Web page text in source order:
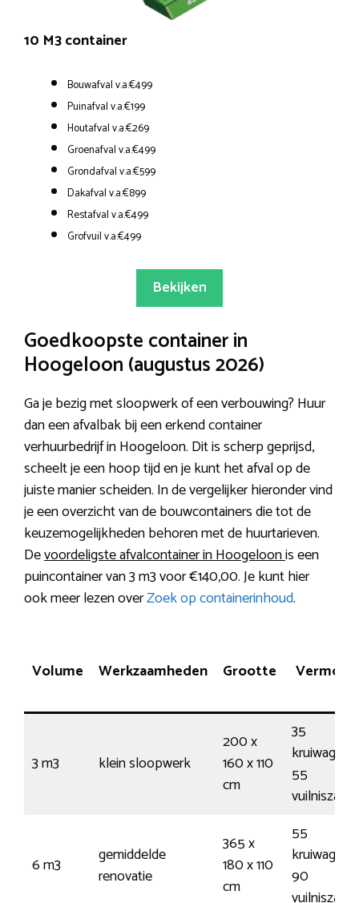
10 M3 container
Bouwafval v.a.€499
Puinafval v.a.€199
Houtafval v.a.€269
Groenafval v.a.€499
Grondafval v.a.€599
Dakafval v.a.€899
Restafval v.a.€499
Grofvuil v.a.€499
Bekijken
Goedkoopste container in
Hoogeloon (augustus 2026)
Ga je bezig met sloopwerk of een verbouwing? Huur
dan een afvalbak bij een erkend container
verhuurbedrijf in Hoogeloon. Dit is scherp geprijsd,
scheelt je een hoop tijd en je kunt het afval op de
juiste manier scheiden. In de vergelijker hieronder vind
je een overzicht van de bouwcontainers die tot de
keuzemogelijkheden behoren met de huurtarieven.
Devoordeligste afvalcontainer in Hoogeloonis een
puincontainer van 3 m3 voor €140,00. Je kunt hier
ook meer lezen overZoek op containerinhoud.
Volume Werkzaamheden Grootte
3 m3 klein sloopwerk
200 x
160 x 110
cm
35
55
6 m3
gemiddelde
renovatie
365 x
180 x 110
cm
55
90